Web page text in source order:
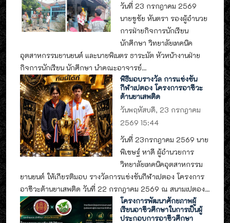
วันที่ 23 กรกฎาคม 2569
นายชูชัย หันตรา รองผู้อำนวย
การฝ่ายกิจการนักเรียน
นักศึกษา วิทยาลัยเทคนิค
อุตสาหกรรมยานยนต์ และนายพิเนตร ธาระมัต หัวหน้างานฝ่าย
กิจการนักเรียน นักศึกษา นำคณะอาจารย์...
พิธีมอบรางวัล การแข่งขัน
กีฬาเปตอง โครงการอาชีวะ
ต้านยาเสพติด
วันพฤหัสบดี, 23 กรกฎาคม
2569 15:44
วันที่ 23กรกฎาคม 2569 นาย
พิเชษฐ์ หาดี ผู้อำนวยการ
วิทยาลัยเทคนิคอุตสาหกรรม
ยานยนต์ ให้เกียรติมอบ รางวัลการแข่งขันกีฬาเปตอง โครงการ
อาชีวะต้านยาเสพติด วันที่ 22 กรกฎาคม 2569 ณ สนามเปตอง...
โครงการพัฒนาศักยภาพผู้
เรียนอาชีวศึกษาในการเป็นผู้
ประกอบการอาชีวศึกษา